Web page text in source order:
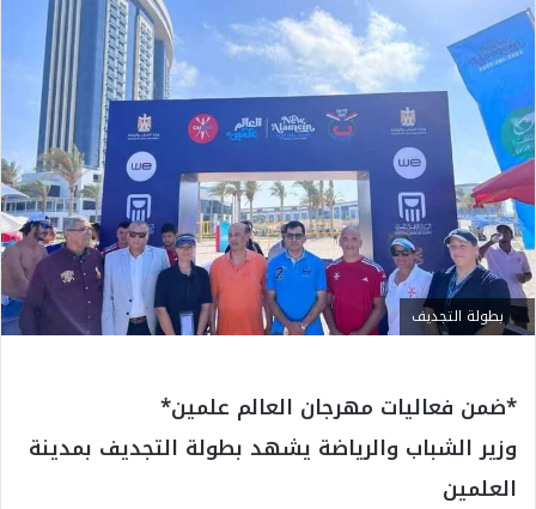
بطولة التجديف
*ضمن فعاليات مهرجان العالم علمين*
وزير الشباب والرياضة يشهد بطولة التجديف بمدينة
العلمين